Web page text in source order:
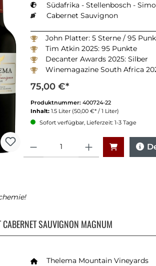
Cabernet Sauvignon
John Platter: 5 Sterne / 95
Tim Atkin 2025: 95 Punkte
Decanter Awards 2025: Silber
Winemagazine South Africa 2024: 92
75,00 €*
Produktnummer: 400724-22
Inhalt: 1.5 Liter (50,00 €* / 1 Liter)
Sofort verfügbar, Lieferzeit: 1-3 Tage
CABERNET SAUVIGNON MAGNUM
Thelema Mountain Vineyards